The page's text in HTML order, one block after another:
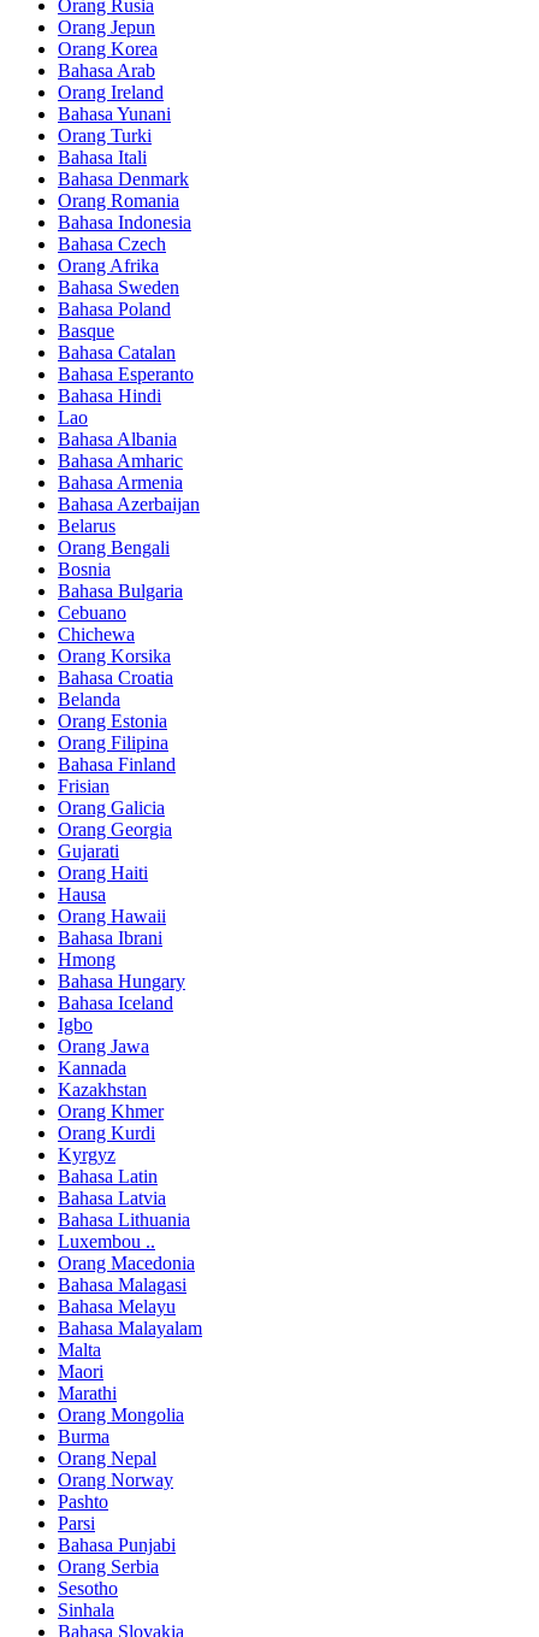
Orang Rusia
Orang Jepun
Orang Korea
Bahasa Arab
Orang Ireland
Bahasa Yunani
Orang Turki
Bahasa Itali
Bahasa Denmark
Orang Romania
Bahasa Indonesia
Bahasa Czech
Orang Afrika
Bahasa Sweden
Bahasa Poland
Basque
Bahasa Catalan
Bahasa Esperanto
Bahasa Hindi
Lao
Bahasa Albania
Bahasa Amharic
Bahasa Armenia
Bahasa Azerbaijan
Belarus
Orang Bengali
Bosnia
Bahasa Bulgaria
Cebuano
Chichewa
Orang Korsika
Bahasa Croatia
Belanda
Orang Estonia
Orang Filipina
Bahasa Finland
Frisian
Orang Galicia
Orang Georgia
Gujarati
Orang Haiti
Hausa
Orang Hawaii
Bahasa Ibrani
Hmong
Bahasa Hungary
Bahasa Iceland
Igbo
Orang Jawa
Kannada
Kazakhstan
Orang Khmer
Orang Kurdi
Kyrgyz
Bahasa Latin
Bahasa Latvia
Bahasa Lithuania
Luxembou ..
Orang Macedonia
Bahasa Malagasi
Bahasa Melayu
Bahasa Malayalam
Malta
Maori
Marathi
Orang Mongolia
Burma
Orang Nepal
Orang Norway
Pashto
Parsi
Bahasa Punjabi
Orang Serbia
Sesotho
Sinhala
Bahasa Slovakia